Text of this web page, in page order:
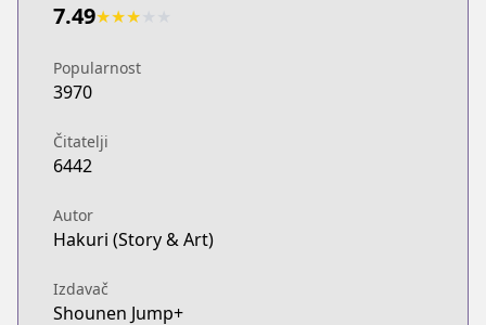
7.49★★★
Popularnost
3970
Čitatelji
6442
Autor
Hakuri (Story & Art)
Izdavač
Shounen Jump+